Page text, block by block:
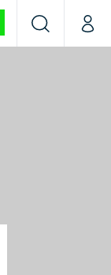
VyhledáváníMůj